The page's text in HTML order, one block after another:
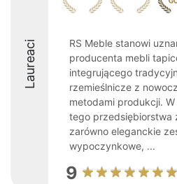
Laureaci
RS Meble stanowi
producenta mebli
integrującego
rzemieślnicze z
metodami produkcji.
tego przedsiębiorstwa
zarówno eleganckie
wypoczynkowe, ...
9